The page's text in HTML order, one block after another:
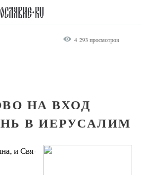
4 293 просмотров
НА ВХОД
В ИЕРУСАЛИМ
и Свя­